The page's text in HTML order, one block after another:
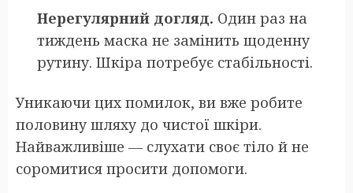
Нерегулярний догляд. Один раз на
тиждень маска не замінить щоденну
рутину. Шкіра потребує стабільності.
Уникаючи цих помилок, ви вже робите
половину шляху до чистої шкіри.
Найважливіше — слухати своє тіло й не
соромитися просити допомоги.